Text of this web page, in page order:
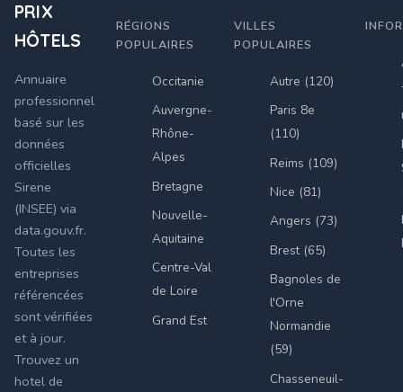
PRIX
HÔTELS
Annuaire
professionnel
basé sur les
données
officielles
Sirene
(INSEE) via
data.gouv.fr.
Toutes les
entreprises
référencées
sont vérifiées
et à jour.
Trouvez un
hotel de
RÉGIONS
POPULAIRES
Occitanie
Auvergne-
Rhône-
Alpes
Bretagne
Nouvelle-
Aquitaine
Centre-Val
de Loire
Grand Est
VILLES
POPULAIRES
Autre (120)
Paris 8e
(110)
Reims (109)
Nice (81)
Angers (73)
Brest (65)
Bagnoles de
l'Orne
Normandie
(59)
Chasseneuil-